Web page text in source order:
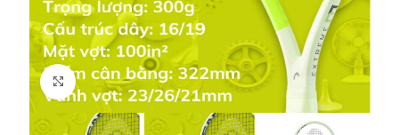
Click to enlarge